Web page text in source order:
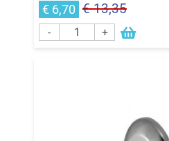
€ 6,70 € 13,35
- +